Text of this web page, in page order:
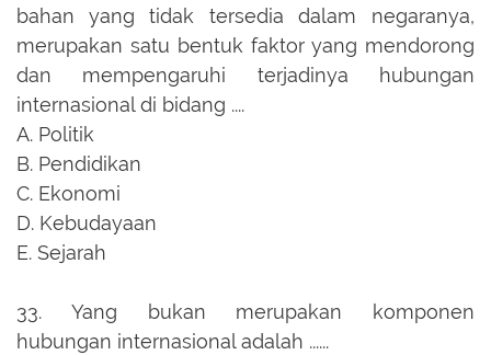
bahan yang tidak tersedia dalam negaranya,
merupakan satu bentuk faktor yang mendorong
dan mempengaruhi terjadinya hubungan
internasional di bidang ....
A. Politik
B. Pendidikan
C. Ekonomi
D. Kebudayaan
E. Sejarah
33.
Yang bukan merupakan komponen
hubungan internasional adalah ......